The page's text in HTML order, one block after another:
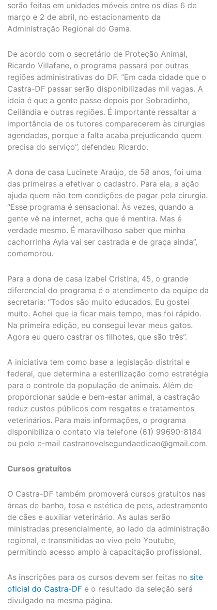
serão feitas em unidades móveis entre os dias 6 de
março e 2 de abril, no estacionamento da
Administração Regional do Gama.
De acordo com o secretário de Proteção Animal,
Ricardo Villafane, o programa passará por outras
regiões administrativas do DF. “Em cada cidade que o
Castra-DF passar serão disponibilizadas mil vagas. A
ideia é que a gente passe depois por Sobradinho,
Ceilândia e outras regiões. É importante ressaltar a
importância de os tutores comparecerem às cirurgias
agendadas, porque a falta acaba prejudicando quem
precisa do serviço”, defendeu Ricardo.
A dona de casa Lucinete Araújo, de 58 anos, foi uma
das primeiras a efetivar o cadastro. Para ela, a ação
ajuda quem não tem condições de pagar pela cirurgia.
“Esse programa é sensacional. Às vezes, quando a
gente vê na internet, acha que é mentira. Mas é
verdade mesmo. É maravilhoso saber que minha
cachorrinha Ayla vai ser castrada e de graça ainda”,
comemorou.
Para a dona de casa Izabel Cristina, 45, o grande
diferencial do programa é o atendimento da equipe da
secretaria: “Todos são muito educados. Eu gostei
muito. Achei que ia ficar mais tempo, mas foi rápido.
Na primeira edição, eu consegui levar meus gatos.
Agora eu quero castrar os filhotes, que são três”.
A iniciativa tem como base a legislação distrital e
federal, que determina a esterilização como estratégia
para o controle da população de animais. Além de
proporcionar saúde e bem-estar animal, a castração
reduz custos públicos com resgates e tratamentos
veterinários. Para mais informações, o programa
disponibiliza o contato via telefone (61) 99690-8184
ou pelo e-mail castranovelsegundaedicao@gmail.com.
Cursos gratuitos
O Castra-DF também promoverá cursos gratuitos nas
áreas de banho, tosa e estética de pets, adestramento
de cães e auxiliar veterinário. As aulas serão
ministradas presencialmente, ao lado da administração
regional, e transmitidas ao vivo pelo Youtube,
permitindo acesso amplo à capacitação profissional.
As inscrições para os cursos devem ser feitas no site
oficial do Castra-DF e o resultado da seleção será
divulgado na mesma página.